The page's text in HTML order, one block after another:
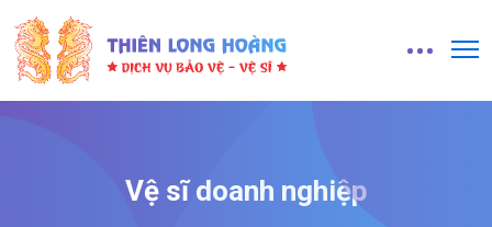
Vệ sĩ doanh nghiệp